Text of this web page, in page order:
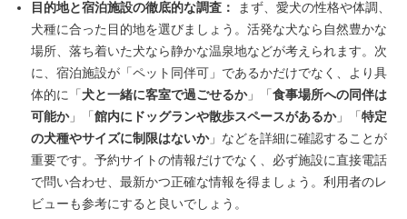
目的地と宿泊施設の徹底的な調査：
まず、愛犬の性格や体調、
犬種に合った目的地を選びましょう。活発な犬なら自然豊かな
場所、落ち着いた犬なら静かな温泉地などが考えられます。次
に、宿泊施設が「ペット同伴可」であるかだけでなく、より具
体的に「 犬と一緒に客室で過ごせるか」「 食事場所への同伴は
可能か」「 館内にドッグランや散歩スペースがあるか」「 特定
の犬種やサイズに制限はないか」などを詳細に確認することが
重要です。予約サイトの情報だけでなく、必ず施設に直接電話
で問い合わせ、最新かつ正確な情報を得ましょう。利用者のレ
ビューも参考にすると良いでしょう。